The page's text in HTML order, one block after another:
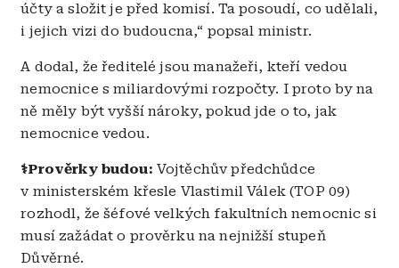
účty a složit je před komisí. Ta posoudí, co udělali,
i jejich vizi do budoucna,“ popsal ministr.
A dodal, že ředitelé jsou manažeři, kteří vedou
nemocnice s miliardovými rozpočty. I proto by na
ně měly být vyšší nároky, pokud jde o to, jak
nemocnice vedou.
⚕️Prověrky budou: Vojtěchův předchůdce
v ministerském křesle Vlastimil Válek (TOP 09)
rozhodl, že šéfové velkých fakultních nemocnic si
musí zažádat o prověrku na nejnižší stupeň
Důvěrné.